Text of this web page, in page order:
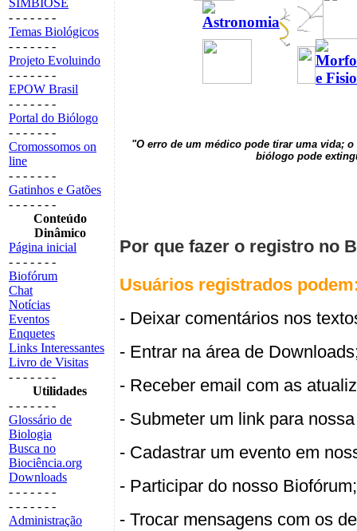
SIMBIOSE
- - - - - - -
Temas Biológicos
- - - - - - -
Projeto Evoluindo
- - - - - - -
EPOW Brasil
- - - - - - -
Portal do Biólogo
- - - - - - -
Cromossomos on
line
- - - - - - -
Gatinhos e Gatões
- - - - - - -
Conteúdo
Dinâmico
Página inicial
- - - - - - -
Biofórum
Chat
Notícias
Eventos
Enquetes
Links Interessantes
Livro de Visitas
- - - - - - -
Utilidades
- - - - - - -
Glossário de
Biologia
Busca no
Biociência.org
Downloads
- - - - - - -
- - - - - - -
Administração
"O erro de um médico pode tirar uma vida;
biólogo pode
Por que fazer o registro no
Usuários registrados
- Deixar comentários nos
- Entrar na área de
- Receber email com as
- Submeter um link para
- Cadastrar um evento em
- Participar do nosso Biofórum;
- Trocar mensagens com os